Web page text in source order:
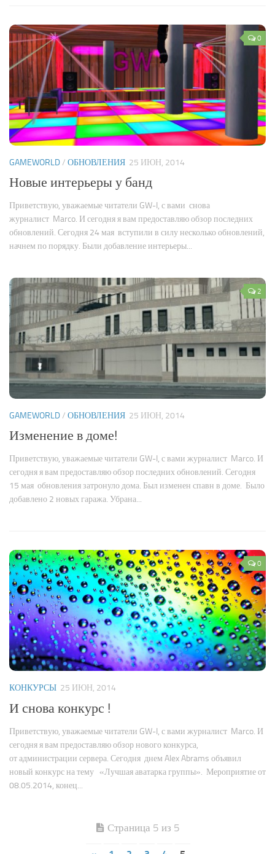
0
GAMEWORLD/ ОБНОВЛЕНИЯ 25 ИЮН, 2014
Новые интерьеры у банд
Приветствую, уважаемые читатели GW-I, с вами снова
журналист Marco. И сегодня я вам предоставляю обзор последних
обновлений. Сегодня 24 мая вступили в силу несколько обновлений,
начнем по порядку. Были добавление интерьеры...
2
GAMEWORLD/ ОБНОВЛЕНИЯ 25 ИЮН, 2014
Изменение в доме!
Приветствую, уважаемые читатели GW-I, с вами журналист Marco. И
сегодня я вам предоставляю обзор последних обновлений. Сегодня
15 мая обновления затронуло дома. Был изменен спавн в доме. Было
добавлено 2 новых гаража. Убрана...
0
КОНКУРСЫ 25 ИЮН, 2014
И снова конкурс !
Приветствую, уважаемые читатели GW-I, с вами журналист Marco. И
сегодня я вам предоставляю обзор нового конкурса,
от администрации сервера. Сегодня днем Alex Abrams объявил
новый конкурс на тему «Лучшая аватарка группы». Мероприятие от
08.05.2014, конец...
Страница 5 из 5